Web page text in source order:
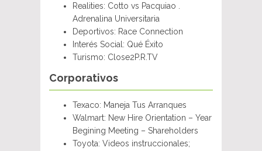
Realities: Cotto vs Pacquiao .
Adrenalina Universitaria
Deportivos: Race Connection
Interés Social: Qué Éxito
Turismo: Close2P.R.TV
Corporativos
Texaco: Maneja Tus Arranques
Walmart: New Hire Orientation – Year
Begining Meeting – Shareholders
Toyota: Videos instruccionales;